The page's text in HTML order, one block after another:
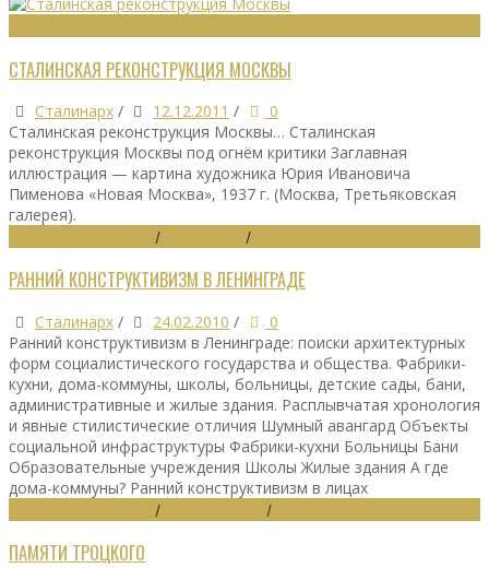
СТАЛИНСКАЯ РЕКОНСТРУКЦИЯ МОСКВЫ
Сталинарх / 12.12.2011 /
0
Сталинская реконструкция Москвы… Сталинская
реконструкция Москвы под огнём критики Заглавная
иллюстрация — картина художника Юрия Ивановича
Пименова «Новая Москва», 1937 г. (Москва, Третьяковская
галерея).
/ /
РАННИЙ КОНСТРУКТИВИЗМ В ЛЕНИНГРАДЕ
Сталинарх / 24.02.2010 /
0
Ранний конструктивизм в Ленинграде: поиски архитектурных
форм социалистического государства и общества. Фабрики-
кухни, дома-коммуны, школы, больницы, детские сады, бани,
административные и жилые здания. Расплывчатая хронология
и явные стилистические отличия Шумный авангард Объекты
социальной инфраструктуры Фабрики-кухни Больницы Бани
Образовательные учреждения Школы Жилые здания А где
дома-коммуны? Ранний конструктивизм в лицах
/ /
ПАМЯТИ ТРОЦКОГО